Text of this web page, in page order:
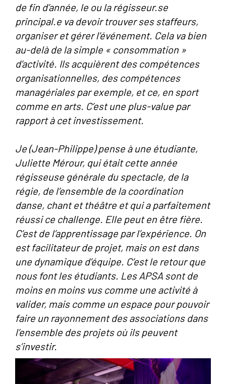
de fin d’année, le ou la régisseur.se
principal.e va devoir trouver ses staffeurs,
organiser et gérer l’événement. Cela va bien
au-delà de la simple « consommation »
d’activité. Ils acquièrent des compétences
organisationnelles, des compétences
managériales par exemple, et ce, en sport
comme en arts. C’est une plus-value par
rapport à cet investissement.
Je (Jean-Philippe) pense à une étudiante,
Juliette Mérour, qui était cette année
régisseuse générale du spectacle, de la
régie, de l’ensemble de la coordination
danse, chant et théâtre et qui a parfaitement
réussi ce challenge. Elle peut en être fière.
C’est de l’apprentissage par l’expérience. On
est facilitateur de projet, mais on est dans
une dynamique d’équipe. C’est le retour que
nous font les étudiants. Les APSA sont de
moins en moins vus comme une activité à
valider, mais comme un espace pour pouvoir
faire un rayonnement des associations dans
l’ensemble des projets où ils peuvent
s’investir.